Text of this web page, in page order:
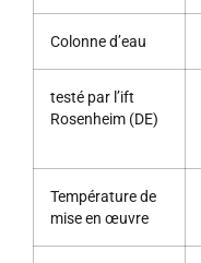
Colonne d’eau
testé par l’ift
Rosenheim (DE)
Température de
mise en œuvre